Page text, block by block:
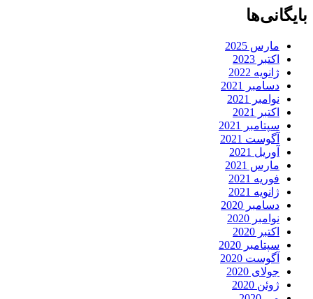
بایگانی‌ها
مارس 2025
اکتبر 2023
ژانویه 2022
دسامبر 2021
نوامبر 2021
اکتبر 2021
سپتامبر 2021
آگوست 2021
آوریل 2021
مارس 2021
فوریه 2021
ژانویه 2021
دسامبر 2020
نوامبر 2020
اکتبر 2020
سپتامبر 2020
آگوست 2020
جولای 2020
ژوئن 2020